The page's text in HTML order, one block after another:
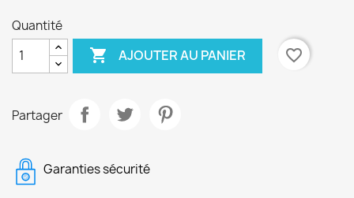
Quantité
 AJOUTER AU PANIER favorite_border
Partager
Garanties sécurité